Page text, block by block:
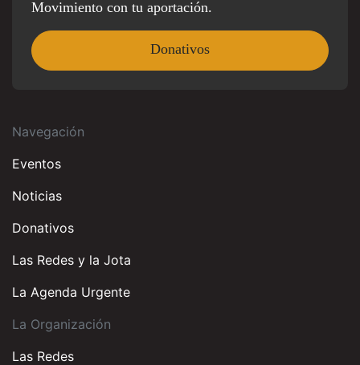
Movimiento con tu aportación.
Donativos
Navegación
Eventos
Noticias
Donativos
Las Redes y la Jota
La Agenda Urgente
La Organización
Las Redes